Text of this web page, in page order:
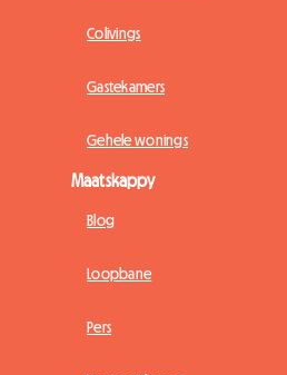
Colivings
Gastekamers
Gehele wonings
Maatskappy
Blog
Loopbane
Pers